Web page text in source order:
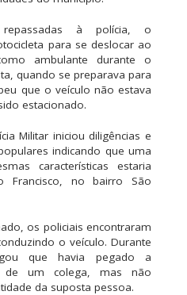
repassadas à polícia, o
para se deslocar ao
ambulante durante o
quando se preparava para
que o veículo não estava
estacionado.
Militar iniciou diligências e
indicando que uma
características estaria
Francisco, no bairro São
os policiais encontraram
o veículo. Durante
que havia pegado a
de um colega, mas não
da suposta pessoa.